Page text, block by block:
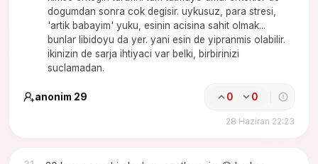
dogumdan sonra cok degisir. uykusuz, para stresi,
'artik babayim' yuku, esinin acisina sahit olmak...
bunlar libidoyu da yer. yani esin de yipranmis olabilir.
ikinizin de sarja ihtiyaci var belki, birbirinizi
suclamadan.
anonim 29 0 0
28 Haziran 22:23